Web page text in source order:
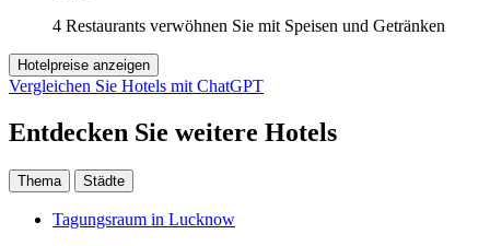
4 Restaurants verwöhnen Sie mit Speisen und Getränken
Hotelpreise anzeigen
Vergleichen Sie Hotels mit ChatGPT
Entdecken Sie weitere Hotels
Thema Städte
Tagungsraum in Lucknow